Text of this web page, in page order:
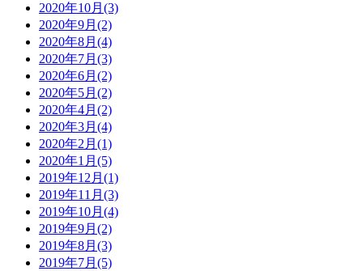
2020年10月(3)
2020年9月(2)
2020年8月(4)
2020年7月(3)
2020年6月(2)
2020年5月(2)
2020年4月(2)
2020年3月(4)
2020年2月(1)
2020年1月(5)
2019年12月(1)
2019年11月(3)
2019年10月(4)
2019年9月(2)
2019年8月(3)
2019年7月(5)